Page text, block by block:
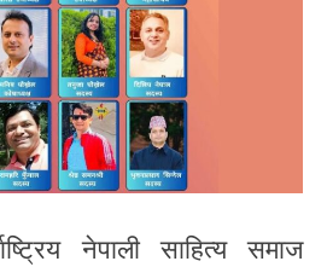
नेपाली साहित्य समाज